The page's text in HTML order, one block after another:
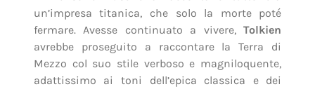
un’impresa titanica, che solo la morte poté
fermare. Avesse continuato a vivere,Tolkien
avrebbe proseguito a raccontare la Terra di
Mezzo col suo stile verboso e magniloquente,
adattissimo ai toni dell’epica classica e dei